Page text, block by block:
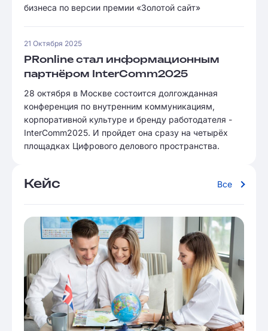
бизнеса по версии премии «Золотой сайт»
21 Октября 2025
PRonline стал информационным
партнёром InterComm2025
28 октября в Москве состоится долгожданная
конференция по внутренним коммуникациям,
корпоративной культуре и бренду работодателя -
InterComm2025. И пройдет она сразу на четырёх
площадках Цифрового делового пространства.
Кейс Все